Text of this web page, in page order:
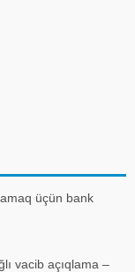
üçün bank
vacib açıqlama –